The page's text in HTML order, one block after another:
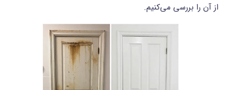
از آن را بررسی می‌کنیم.